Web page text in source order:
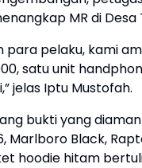
MR di
para pelaku, kami
satu unit
jelas Iptu Mustofah.
bukti yang
Marlboro Black,
hoodie hitam